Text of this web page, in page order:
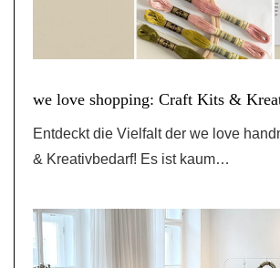
we love shopping: Craft Kits &
Entdeckt die Vielfalt der we love
& Kreativbedarf! Es ist kaum…